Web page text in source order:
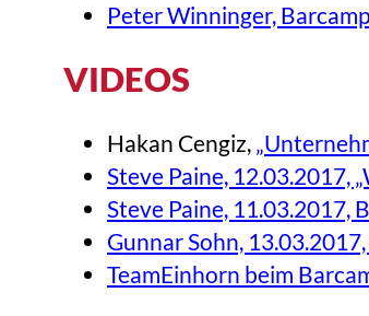
Peter Winninger,
VIDEOS
Hakan Cengiz,
Steve Paine, 12.03.2017,
Steve Paine, 11.03.2017,
Gunnar Sohn,
TeamEinhorn beim